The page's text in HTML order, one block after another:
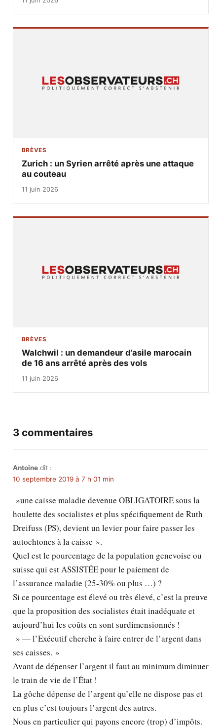
BRÈVES
Zurich : un Syrien arrêté après une attaque
au couteau
11 juin 2026
BRÈVES
Walchwil : un demandeur d’asile marocain
de 16 ans arrêté après des vols
11 juin 2026
3 commentaires
Antoine dit :
10 septembre 2019 à 7 h 01 min
»une caisse maladie devenue OBLIGATOIRE sous la
houlette des socialistes et plus spécifiquement de Ruth
Dreifuss (PS), devient un levier pour faire passer les
autochtones à la caisse ».
Quel est le pourcentage de la population genevoise ou
suisse qui est ASSISTÉE pour le paiement de
l’assurance maladie (25-30% ou plus …) ?
Si ce pourcentage est élevé ou très élevé, c’est la preuve
que la proposition des socialistes était inadéquate et
aujourd’hui les coûts en sont surdimensionnés !
» — l’Exécutif cherche à faire entrer de l’argent dans
ses caisses. »
Avant de dépenser l’argent il faut au minimum diminuer
le train de vie de l’État !
La gôche dépense de l’argent qu’elle ne dispose pas et
en plus c’est toujours l’argent des autres.
Nous en particulier qui payons encore (trop) d’impôts.